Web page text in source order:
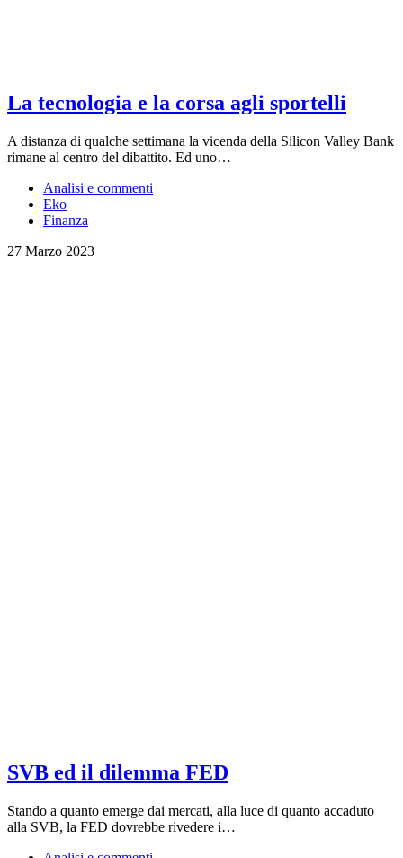
La tecnologia e la corsa agli sportelli
A distanza di qualche settimana la vicenda della Silicon Valley Bank
rimane al centro del dibattito. Ed uno…
Analisi e commenti
Eko
Finanza
27 Marzo 2023
SVB ed il dilemma FED
Stando a quanto emerge dai mercati, alla luce di quanto accaduto
alla SVB, la FED dovrebbe rivedere i…